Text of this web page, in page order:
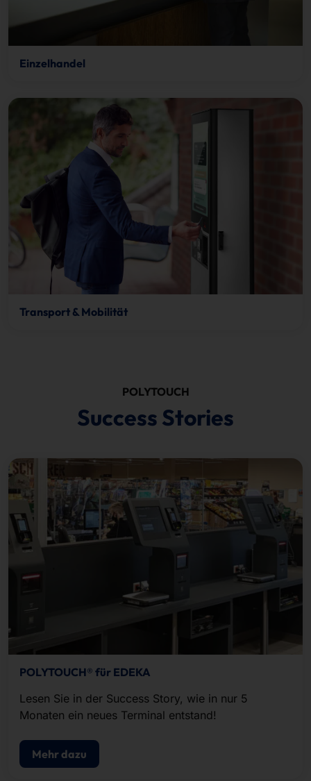
Einzelhandel
Transport & Mobilität
POLYTOUCH
Success Stories
POLYTOUCH® für EDEKA
Lesen Sie in der Success Story, wie in nur 5
Monaten ein neues Terminal entstand!
Mehr dazu